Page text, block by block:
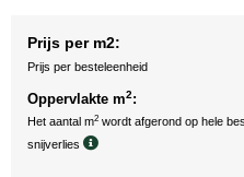
Prijs per m2:
Prijs per besteleenheid
Oppervlakte m2:
Het aantal m2 wordt afgerond op hele
snijverlies